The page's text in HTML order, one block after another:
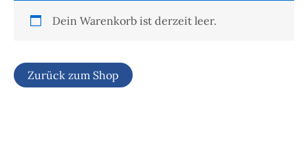
Dein Warenkorb ist derzeit leer.
Zurück zum Shop